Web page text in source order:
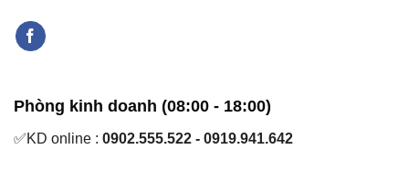
Phòng kinh doanh (08:00 - 18:00)
✅KD online : 0902.555.522 - 0919.941.642